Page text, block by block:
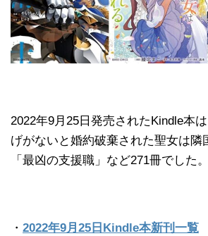
2022年9月25日発売されたKindle本
げがないと婚約破棄された聖女は隣
「最凶の支援職」など271冊でした。
・ 2022年9月25日Kindle本新刊一覧